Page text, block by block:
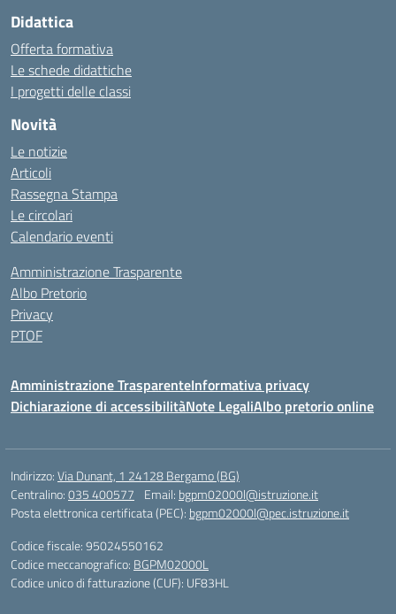
Didattica
Offerta formativa
Le schede didattiche
I progetti delle classi
Novità
Le notizie
Articoli
Rassegna Stampa
Le circolari
Calendario eventi
Amministrazione Trasparente
Albo Pretorio
Privacy
PTOF
Amministrazione TrasparenteInformativa privacy
Dichiarazione di accessibilitàNote LegaliAlbo pretorio online
Indirizzo:Via Dunant, 1 24128 Bergamo (BG)
Centralino:035 400577 Email: bgpm02000l@istruzione.it
Posta elettronica certificata (PEC): bgpm02000l@pec.istruzione.it
Codice fiscale: 95024550162
Codice meccanografico: BGPM02000L
Codice unico di fatturazione (CUF): UF83HL